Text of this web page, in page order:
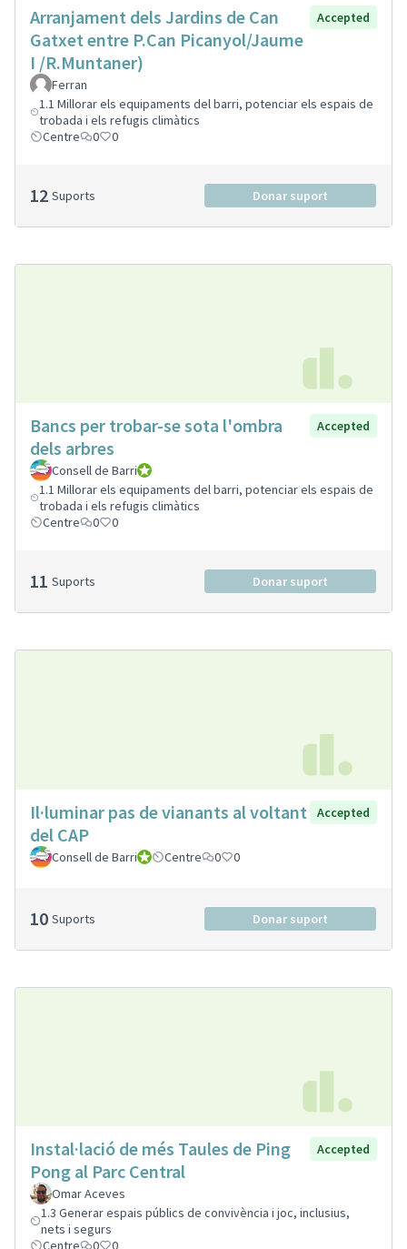
Arranjament dels Jardins de Can
Gatxet entre P.Can Picanyol/Jaume
I /R.Muntaner)
Accepted
Ferran
1.1 Millorar els equipaments del barri, potenciar els espais de
trobada i els refugis climàtics
Centre
0 0
12 Suports Donar suport
Bancs per trobar-se sota l'ombra
dels arbres
Accepted
Consell de BarriConsell de Barri
1.1 Millorar els equipaments del barri, potenciar els espais de
trobada i els refugis climàtics
Centre
0 0
11 Suports Donar suport
Il·luminar pas de vianants al voltant
del CAP
Accepted
Consell de BarriConsell de Barri
Centre 0 0
10 Suports Donar suport
Instal·lació de més Taules de Ping
Pong al Parc Central
Accepted
Omar Aceves
1.3 Generar espais públics de convivència i joc, inclusius,
nets i segurs